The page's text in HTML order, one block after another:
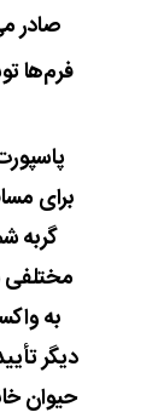
صادر
فرم‌ها
برای
گربه
مختلفی
به
دیگر
حیوان